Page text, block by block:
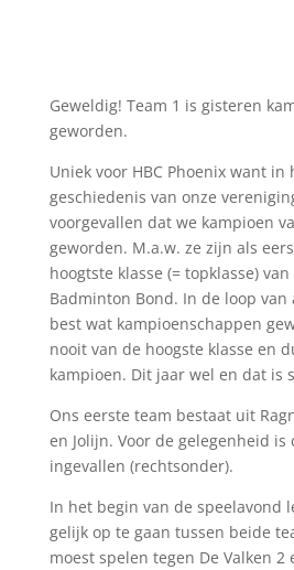
Geweldig! Team 1 is gisteren
geworden.
Uniek voor HBC Phoenix want in
geschiedenis van onze
voorgevallen dat we kampioen
geworden. M.a.w. ze zijn als
hoogtste klasse (= topklasse)
Badminton Bond. In de loop
best wat kampioenschappen
nooit van de hoogste klasse en
kampioen. Dit jaar wel en dat is
Ons eerste team bestaat uit
en Jolijn. Voor de gelegenheid is
ingevallen (rechtsonder).
In het begin van de speelavond
gelijk op te gaan tussen beide
moest spelen tegen De Valken 2